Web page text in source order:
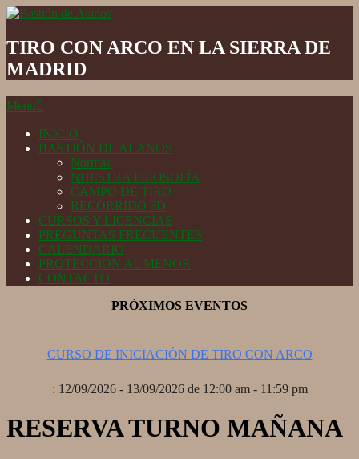
Skip
content
de
Alanos
TIRO CON ARCO EN LA SIERRA DE
MADRID
Secondary
Menu
Menu
INICIO
BASTIÓN DE ALANOS
Normas
NUESTRA FILOSOFÍA
CAMPO DE TIRO
RECORRIDO 3D
CURSOS Y LICENCIAS
PREGUNTAS FRECUENTES
CALENDARIO
PROTECCIÓN AL MENOR
CONTACTO
PRÓXIMOS EVENTOS
CURSO DE INICIACIÓN DE TIRO CON ARCO
: 12/09/2026 - 13/09/2026 de 12:00 am - 11:59 pm
RESERVA TURNO MAÑANA